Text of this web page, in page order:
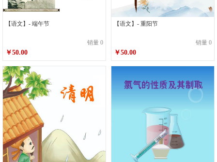
【语文】- 端午节
销量 0
￥50.00
【语文】- 重阳节
销量 0
￥50.00